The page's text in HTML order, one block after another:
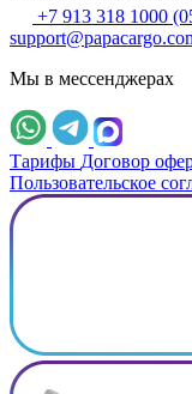
+7 913 318 1000
Мы в мессенджерах
Тарифы Договор
Пользовательское